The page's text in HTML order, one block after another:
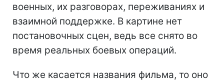
военных, их разговорах, переживаниях и
взаимной поддержке. В картине нет
постановочных сцен, ведь все снято во
время реальных боевых операций.
Что же касается названия фильма, то оно